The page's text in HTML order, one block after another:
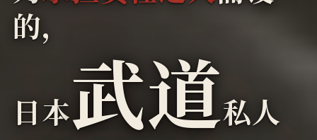
的，
日本武道私人